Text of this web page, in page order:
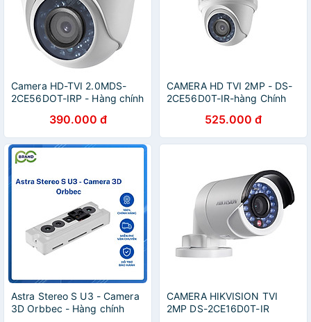
Camera HD-TVI 2.0MDS-
2CE56DOT-IRP - Hàng chính
390.000 đ
CAMERA HD TVI 2MP - DS-
2CE56D0T-IR-hàng Chính
525.000 đ
Astra Stereo S U3 - Camera
3D Orbbec - Hàng chính
CAMERA HIKVISION TVI
2MP DS-2CE16D0T-IR